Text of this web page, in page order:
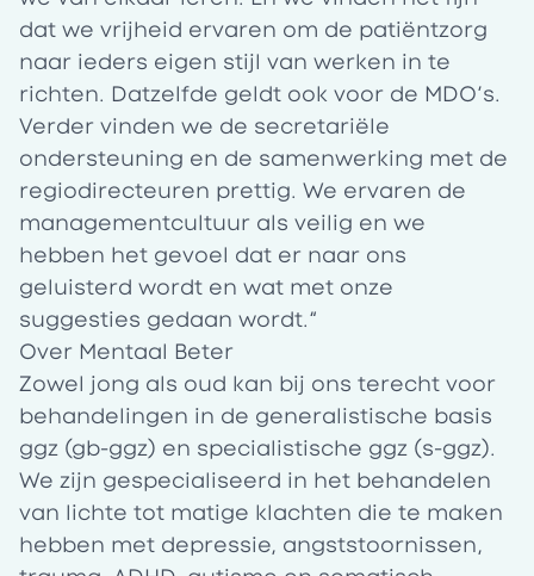
dat we vrijheid ervaren om de patiëntzorg
naar ieders eigen stijl van werken in te
richten. Datzelfde geldt ook voor de MDO’s.
Verder vinden we de secretariële
ondersteuning en de samenwerking met de
regiodirecteuren prettig. We ervaren de
managementcultuur als veilig en we
hebben het gevoel dat er naar ons
geluisterd wordt en wat met onze
suggesties gedaan wordt.“
Over Mentaal Beter
Zowel jong als oud kan bij ons terecht voor
behandelingen in de generalistische basis
ggz (gb-ggz) en specialistische ggz (s-ggz).
We zijn gespecialiseerd in het behandelen
van lichte tot matige klachten die te maken
hebben met depressie, angststoornissen,